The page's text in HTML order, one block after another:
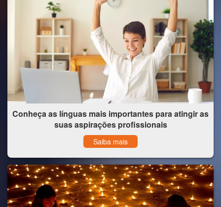
Conheça as línguas mais importantes para atingir as
suas aspirações profissionais
Saiba mais